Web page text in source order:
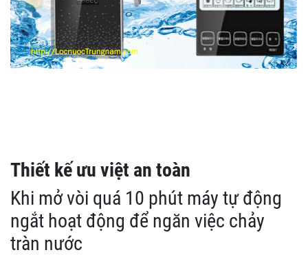
Thiết kế ưu việt an toàn
Khi mở vòi quá 10 phút máy tự động
ngắt hoạt động để ngăn việc chảy
tràn nước